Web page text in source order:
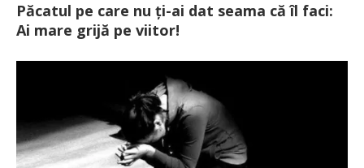
Păcatul pe care nu ți-ai dat seama că îl faci:
Ai mare grijă pe viitor!